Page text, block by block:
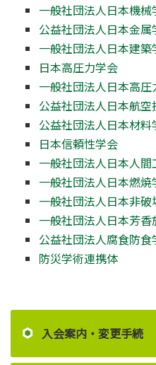
入会案内・変更手続
一般社団法人日本機械
公益社団法人日本金属
一般社団法人日本建築
日本高圧力学会
一般社団法人日本高
公益社団法人日本航空
公益社団法人日本材料
日本信頼性学会
一般社団法人日本人間
一般社団法人日本燃焼
一般社団法人日本非
一般社団法人日本芳香
公益社団法人腐食防食
防災学術連携体